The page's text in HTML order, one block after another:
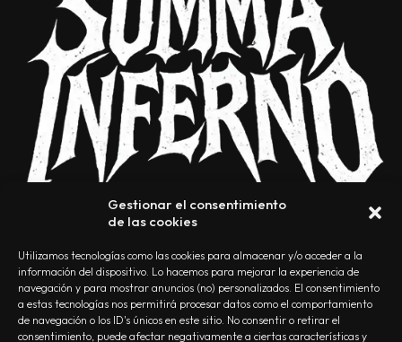
Gestionar el consentimiento
de las cookies
Utilizamos tecnologías como las cookies para almacenar y/o acceder a la
información del dispositivo. Lo hacemos para mejorar la experiencia de
navegación y para mostrar anuncios (no) personalizados. El consentimiento
a estas tecnologías nos permitirá procesar datos como el comportamiento
de navegación o los ID's únicos en este sitio. No consentir o retirar el
consentimiento, puede afectar negativamente a ciertas características y
NOSOTROS CONTACTO EDITORIAL POLÍTICA DE PRIVACIDAD